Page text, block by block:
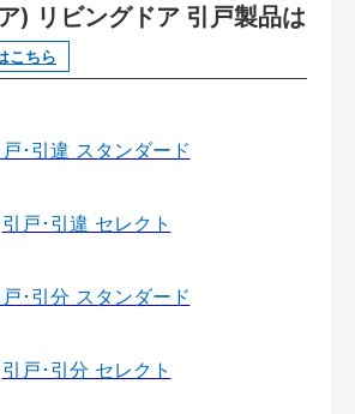
) リビングドア 引戸製品は
こちら
･引違 スタンダード
引戸･引違 セレクト
･引分 スタンダード
引戸･引分 セレクト